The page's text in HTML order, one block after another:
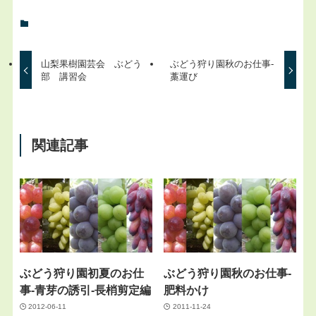
山梨果樹園芸会 ぶどう
部 講習会
ぶどう狩り園秋のお仕事-
藁運び
関連記事
ぶどう狩り園初夏のお仕
事-青芽の誘引-長梢剪定編
2012-06-11
ぶどう狩り園秋のお仕事-
肥料かけ
2011-11-24